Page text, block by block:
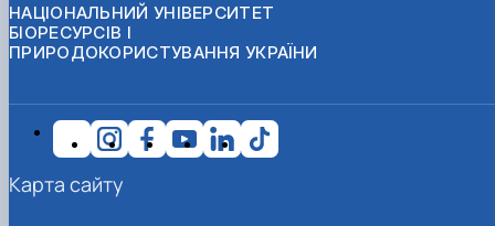
НАЦІОНАЛЬНИЙ УНІВЕРСИТЕТ
БІОРЕСУРСІВ І
ПРИРОДОКОРИСТУВАННЯ УКРАЇНИ
Карта сайту